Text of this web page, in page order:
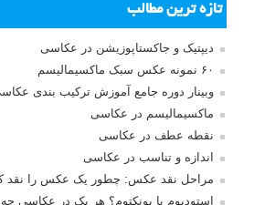
تازه ترین مطالب
دیپتیک و جاکستا‌پوزیشن در عکاسی
۶۰ نمونه عکس سبک ماکسیمالیسم
وبینار دوره جامع آموزش ترکیب بندی
ماکسیمالیسم در عکاسی
نقطه عطف در عکاسی
اندازه و تناسب در عکاسی
مراحل نقد عکس: چطور یک عکس را نقد
استودیوم یا پونکتوم؟ هر یک در عکاسی